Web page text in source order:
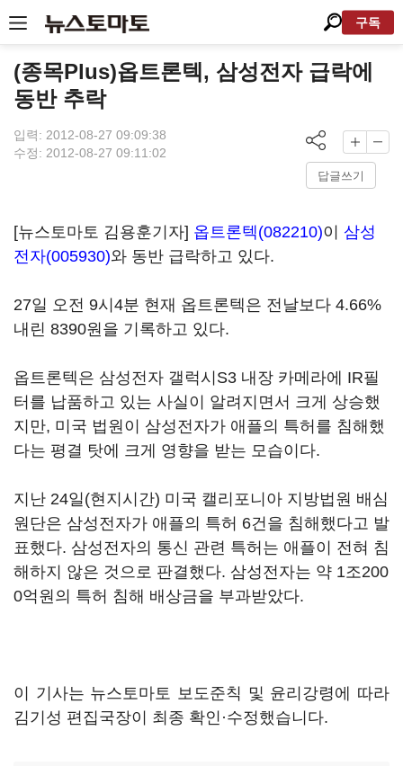
구독
(종목Plus)옵트론텍, 삼성전자 급락에
동반 추락
입력: 2012-08-27 09:09:38
수정: 2012-08-27 09:11:02
답글쓰기
[뉴스토마토 김용훈기자] 옵트론텍(082210)이 삼성
전자(005930)와 동반 급락하고 있다.
27일 오전 9시4분 현재 옵트론텍은 전날보다 4.66%
내린 8390원을 기록하고 있다.
옵트론텍은 삼성전자 갤럭시S3 내장 카메라에 IR필
터를 납품하고 있는 사실이 알려지면서 크게 상승했
지만, 미국 법원이 삼성전자가 애플의 특허를 침해했
다는 평결 탓에 크게 영향을 받는 모습이다.
지난 24일(현지시간) 미국 캘리포니아 지방법원 배심
원단은 삼성전자가 애플의 특허 6건을 침해했다고 발
표했다. 삼성전자의 통신 관련 특허는 애플이 전혀 침
해하지 않은 것으로 판결했다. 삼성전자는 약 1조200
0억원의 특허 침해 배상금을 부과받았다.
이 기사는 뉴스토마토 보도준칙 및 윤리강령에 따라
김기성 편집국장이 최종 확인·수정했습니다.